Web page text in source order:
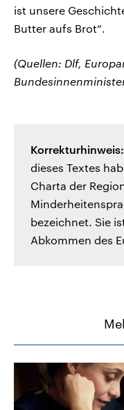
ist unsere
Butter aufs Brot“.
(Quellen: Dlf,
Korrekturhinweis:
dieses Textes
Charta der
bezeichnet. Sie
Abkommen des